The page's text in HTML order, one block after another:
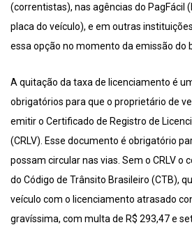
(correntistas), nas agências do PagFácil
placa do veículo), e em outras
essa opção no momento da emissão do
A quitação da taxa de licenciamento é
obrigatórios para que o proprietário de
emitir o Certificado de Registro de
(CRLV). Esse documento é obrigatório
possam circular nas vias. Sem o CRLV o
do Código de Trânsito Brasileiro (CTB),
veículo com o licenciamento atrasado
gravíssima, com multa de R$ 293,47 e